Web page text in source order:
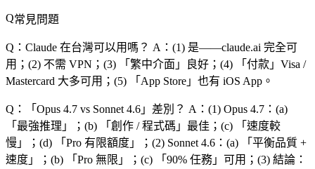
常見問題
Q：Claude 在台灣可以用嗎？ A：(1) 是——claude.ai 完全可
用；(2) 不需 VPN；(3) 「 繁中介面 」良好；(4) 「 付款 」Visa /
Mastercard 大多可用；(5) 「 App Store 」也有 iOS App。
Q：「 Opus 4.7 vs Sonnet 4.6 」差別？ A：(1) Opus 4.7：(a)
「 最強推理 」；(b) 「 創作 / 程式碼 」最佳；(c) 「 速度較
慢 」；(d) 「 Pro 有限額度 」；(2) Sonnet 4.6：(a) 「 平衡品質 +
速度 」；(b) 「 Pro 無限 」；(c) 「 90% 任務 」可用；(3) 結論：